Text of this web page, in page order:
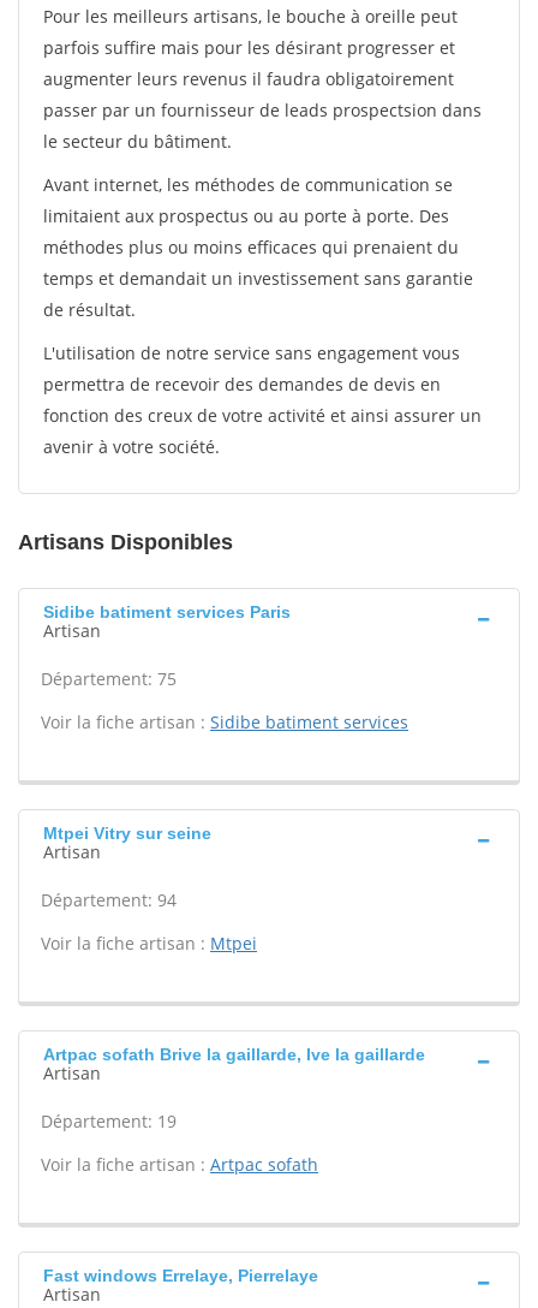
Pour les meilleurs artisans, le bouche à oreille peut
parfois suffire mais pour les désirant progresser et
augmenter leurs revenus il faudra obligatoirement
passer par un fournisseur de leads prospectsion dans
le secteur du bâtiment.
Avant internet, les méthodes de communication se
limitaient aux prospectus ou au porte à porte. Des
méthodes plus ou moins efficaces qui prenaient du
temps et demandait un investissement sans garantie
de résultat.
L'utilisation de notre service sans engagement vous
permettra de recevoir des demandes de devis en
fonction des creux de votre activité et ainsi assurer un
avenir à votre société.
Artisans Disponibles
Sidibe batiment services Paris
Artisan
Département: 75
Voir la fiche artisan : Sidibe batiment services
Mtpei Vitry sur seine
Artisan
Département: 94
Voir la fiche artisan : Mtpei
Artpac sofath Brive la gaillarde, Ive la gaillarde
Artisan
Département: 19
Voir la fiche artisan : Artpac sofath
Fast windows Errelaye, Pierrelaye
Artisan